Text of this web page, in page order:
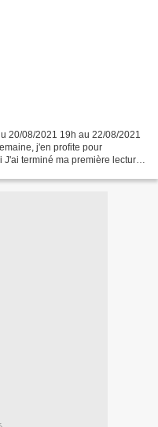
20/08/2021 19h au 22/08/2021
j'en profite pour
terminé ma première lecture